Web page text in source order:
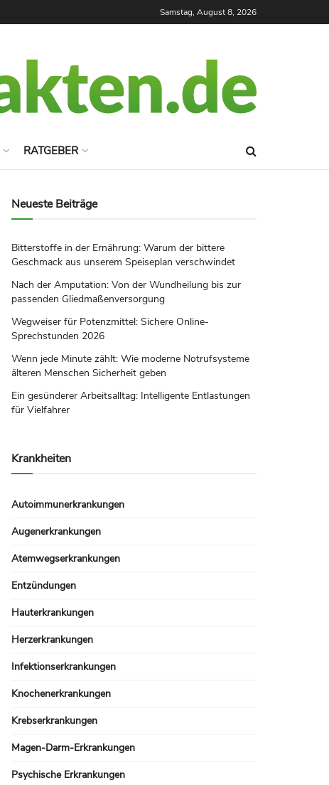
Samstag, August 8, 2026
RATGEBER
Neueste Beiträge
Bitterstoffe in der Ernährung: Warum der bittere
Geschmack aus unserem Speiseplan verschwindet
Nach der Amputation: Von der Wundheilung bis zur
passenden Gliedmaßenversorgung
Wegweiser für Potenzmittel: Sichere Online-
Sprechstunden 2026
Wenn jede Minute zählt: Wie moderne Notrufsysteme
älteren Menschen Sicherheit geben
Ein gesünderer Arbeitsalltag: Intelligente Entlastungen
für Vielfahrer
Krankheiten
Autoimmunerkrankungen
Augenerkrankungen
Atemwegserkrankungen
Entzündungen
Hauterkrankungen
Herzerkrankungen
Infektionserkrankungen
Knochenerkrankungen
Krebserkrankungen
Magen-Darm-Erkrankungen
Psychische Erkrankungen